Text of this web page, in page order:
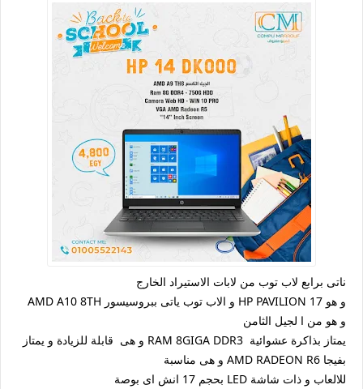
ناتى برابع لاب توب من لابات الاستيراد الخارج
و هو من ا لجيل الثامن
يمتاز بذاكرة عشوائية RAM 8GIGA DDR3 و هى قابلة للزيادة و يمتاز
بفيجا AMD RADEON R6 و هى مناسبة
للالعاب و ذات شاشة LED بحجم 17 انش اى بوصة